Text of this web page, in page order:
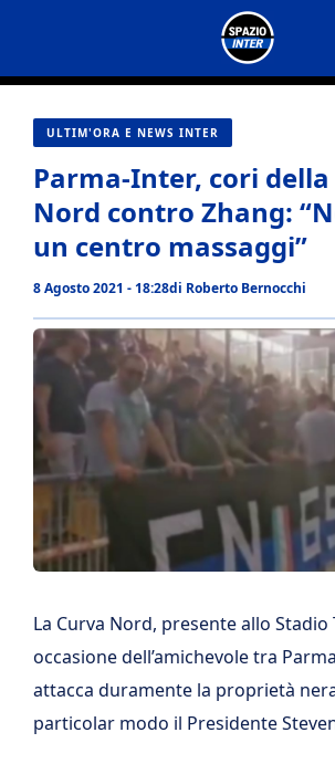
contenuto
ULTIM'ORA E NEWS INTER
Parma-Inter, cori della
Nord contro Zhang:
un centro massaggi”
8 Agosto 2021 - 18:28di Roberto Bernocchi
La Curva Nord, presente allo Stadio
occasione dell’amichevole tra
attacca duramente la proprietà
particolar modo il Presidente